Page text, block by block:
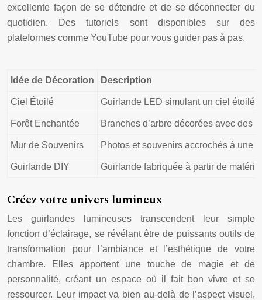
excellente façon de se détendre et de se déconnecter du
quotidien. Des tutoriels sont disponibles sur des
plateformes comme YouTube pour vous guider pas à pas.
Idée de Décoration Description
Ciel Étoilé Guirlande LED simulant un ciel étoilé
Forêt Enchantée Branches d’arbre décorées avec des
Mur de Souvenirs Photos et souvenirs accrochés à une
Guirlande DIY Guirlande fabriquée à partir de
Créez votre univers lumineux
Les guirlandes lumineuses transcendent leur simple
fonction d’éclairage, se révélant être de puissants outils de
transformation pour l’ambiance et l’esthétique de votre
chambre. Elles apportent une touche de magie et de
personnalité, créant un espace où il fait bon vivre et se
ressourcer. Leur impact va bien au-delà de l’aspect visuel,